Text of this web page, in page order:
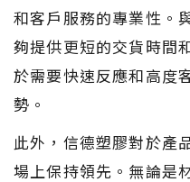
和客戶服務的專業性。
夠提供更短的交貨時間
於需要快速反應和高度
勢。
此外，信德塑膠對於產
場上保持領先。無論是